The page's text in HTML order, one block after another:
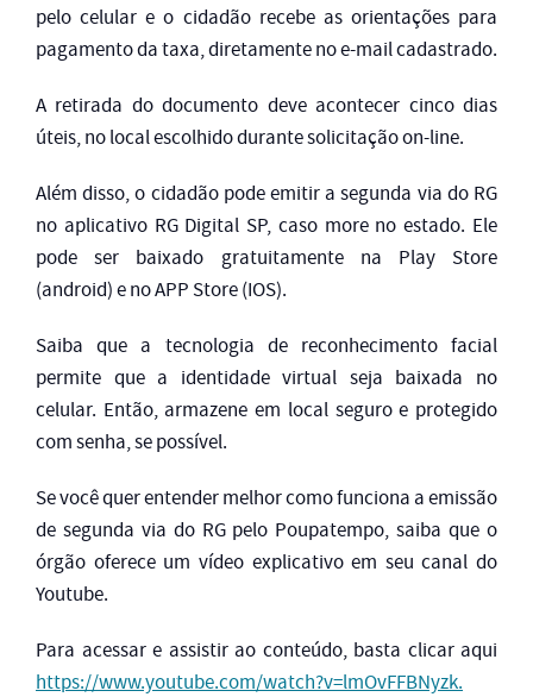
pelo celular e o cidadão recebe as orientações para
pagamento da taxa, diretamente no e-mail cadastrado.
A retirada do documento deve acontecer cinco dias
úteis, no local escolhido durante solicitação on-line.
Além disso, o cidadão pode emitir a segunda via do RG
no aplicativo RG Digital SP, caso more no estado. Ele
pode ser baixado gratuitamente na Play Store
(android) e no APP Store (IOS).
Saiba que a tecnologia de reconhecimento facial
permite que a identidade virtual seja baixada no
celular. Então, armazene em local seguro e protegido
com senha, se possível.
Se você quer entender melhor como funciona a emissão
de segunda via do RG pelo Poupatempo, saiba que o
órgão oferece um vídeo explicativo em seu canal do
Youtube.
Para acessar e assistir ao conteúdo, basta clicar aqui
https://www.youtube.com/watch?v=lmOvFFBNyzk.